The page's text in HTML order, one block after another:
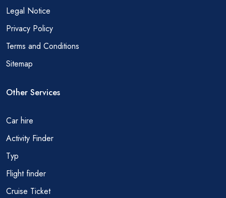
Legal Notice
Privacy Policy
Terms and Conditions
Sitemap
Other Services
Car hire
Activity Finder
Тур
Flight finder
Cruise Ticket